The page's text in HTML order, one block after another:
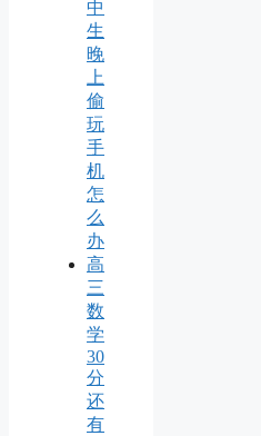
中
生
晚
上
偷
玩
手
机
怎
么
办
高
三
数
学
30
分
还
有